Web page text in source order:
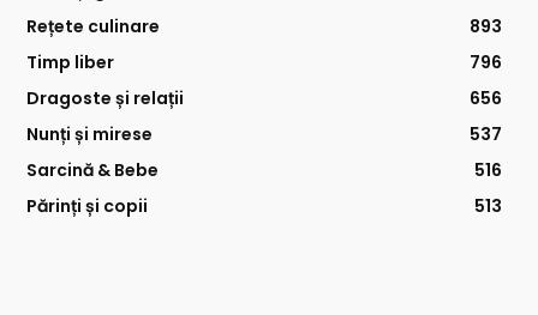
Rețete culinare
893
Timp liber
796
Dragoste și relații
656
Nunți și mirese
537
Sarcină & Bebe
516
Părinți și copii
513